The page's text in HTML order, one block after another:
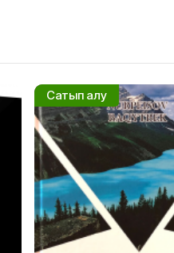
Сатып алу